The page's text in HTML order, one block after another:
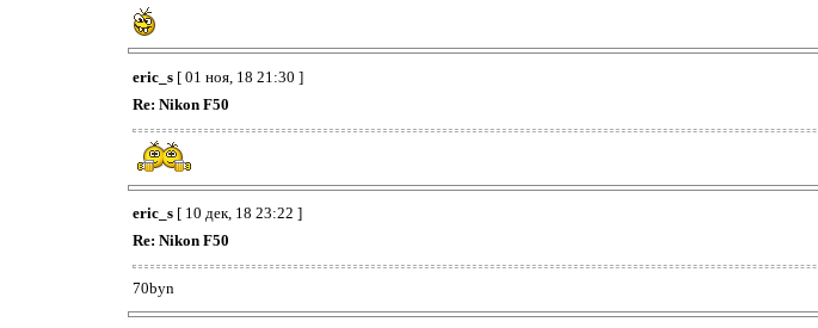
eric_s [ 01 ноя, 18 21:30 ]
Re: Nikon F50
eric_s [ 10 дек, 18 23:22 ]
Re: Nikon F50
70byn